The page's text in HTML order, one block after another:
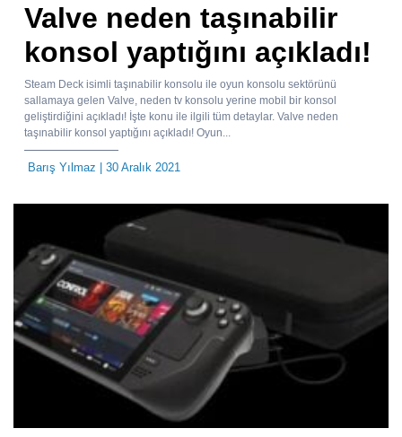
Valve neden taşınabilir
konsol yaptığını açıkladı!
Steam Deck isimli taşınabilir konsolu ile oyun konsolu sektörünü
sallamaya gelen Valve, neden tv konsolu yerine mobil bir konsol
geliştirdiğini açıkladı! İşte konu ile ilgili tüm detaylar. Valve neden
taşınabilir konsol yaptığını açıkladı! Oyun...
Barış Yılmaz | 30 Aralık 2021